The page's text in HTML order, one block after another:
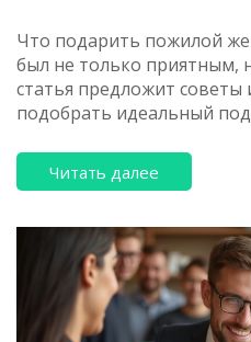
Что подарить пожилой
был не только приятным,
статья предложит
подобрать идеальный
принесут радость и
жизни пожилых людей.
Читать далее